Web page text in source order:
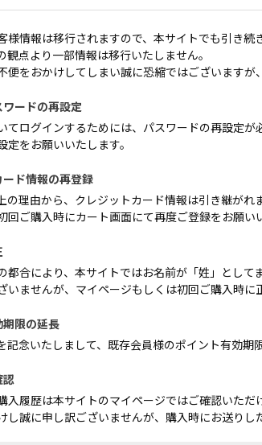
様情報は移行されますので、本サイトでも引き続
観点より一部情報は移行いたしません。
便をおかけしてしまい誠に恐縮ではございます
ードの再設定
てログインするためには、パスワードの再設定が
定をお願いいたします。
ド情報の再登録
の理由から、クレジットカード情報は引き継がれ
回ご購入時にカート画面にて再度ご登録をお願い
都合により、本サイトではお名前が「姓」として
いませんが、マイページもしくは初回ご購入時
限の延長
記念いたしまして、既存会員様のポイント有効
入履歴は本サイトのマイページではご確認いただ
し誠に申し訳ございませんが、購入時にお送り